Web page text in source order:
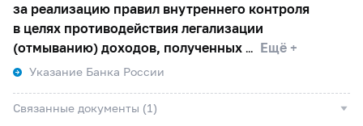
за реализацию правил внутреннего контроля
в целях противодействия легализации
(отмыванию) доходов, полученных
Ещё +
Указание Банка России
Связанные документы (1)